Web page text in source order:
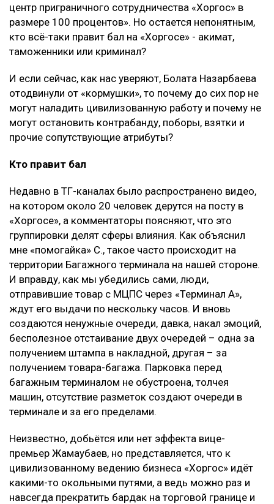
центр приграничного сотрудничества «Хоргос» в
размере 100 процентов». Но остается непонятным,
кто всё-таки правит бал на «Хоргосе» - акимат,
таможенники или криминал?
И если сейчас, как нас уверяют, Болата Назарбаева
отодвинули от «кормушки», то почему до сих пор не
могут наладить цивилизованную работу и почему не
могут остановить контрабанду, поборы, взятки и
прочие сопутствующие атрибуты?
Кто правит бал
Недавно в ТГ-каналах было распространено видео,
на котором около 20 человек дерутся на посту в
«Хоргосе», а комментаторы поясняют, что это
группировки делят сферы влияния. Как объяснил
мне «помогайка» С., такое часто происходит на
территории Багажного терминала на нашей стороне.
И вправду, как мы убедились сами, люди,
отправившие товар с МЦПС через «Терминал А»,
ждут его выдачи по нескольку часов. И вновь
создаются ненужные очереди, давка, накал эмоций,
бесполезное отстаивание двух очередей – одна за
получением штампа в накладной, другая – за
получением товара-багажа. Парковка перед
багажным терминалом не обустроена, толчея
машин, отсутствие разметок создают очереди в
терминале и за его пределами.
Неизвестно, добьётся или нет эффекта вице-
премьер Жамаубаев, но представляется, что к
цивилизованному ведению бизнеса «Хоргос» идёт
какими-то окольными путями, а ведь можно раз и
навсегда прекратить бардак на торговой границе и